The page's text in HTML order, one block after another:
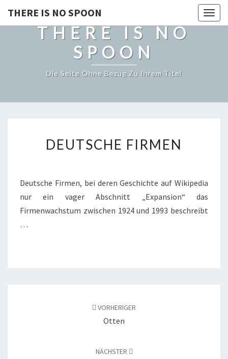
THERE IS NO SPOON
THERE IS NO
SPOON
Die Seite Ohne Bezug Zu Ihrem Titel
FIRMEN
DEUTSCHE FIRMEN
Deutsche Firmen, bei deren Geschichte auf Wikipedia
nur ein vager Abschnitt „Expansion“ das
Firmenwachstum zwischen 1924 und 1993 beschreibt
…
VORHERIGER
Otten
NÄCHSTER